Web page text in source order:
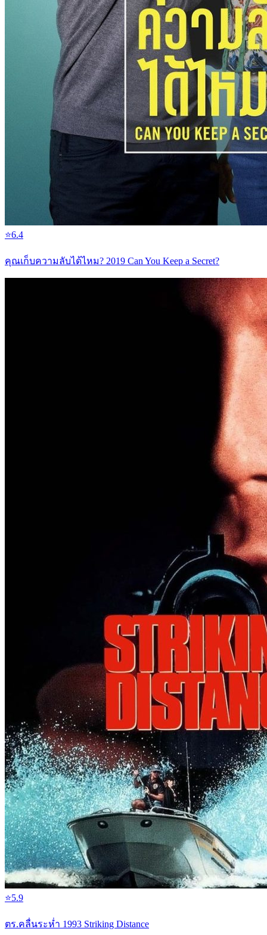
⭐6.4
คุณเก็บความลับได้ไหม? 2019 Can You Keep a Secret?
⭐5.9
ตร.คลื่นระห่ำ 1993 Striking Distance